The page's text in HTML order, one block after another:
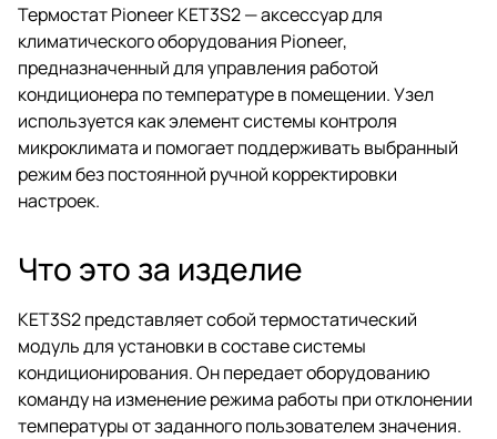
Термостат Pioneer KET3S2 — аксессуар для
климатического оборудования Pioneer,
предназначенный для управления работой
кондиционера по температуре в помещении. Узел
используется как элемент системы контроля
микроклимата и помогает поддерживать выбранный
режим без постоянной ручной корректировки
настроек.
Что это за изделие
KET3S2 представляет собой термостатический
модуль для установки в составе системы
кондиционирования. Он передает оборудованию
команду на изменение режима работы при отклонении
температуры от заданного пользователем значения.